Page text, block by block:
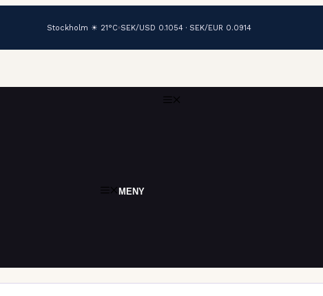
Stockholm ☀ 21°C SEK/USD 0.1054 · SEK/EUR 0.0914
MENY